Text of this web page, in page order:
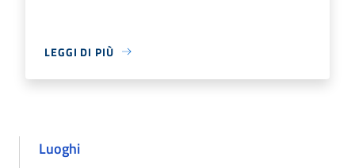
LEGGI DI PIÙ
Luoghi